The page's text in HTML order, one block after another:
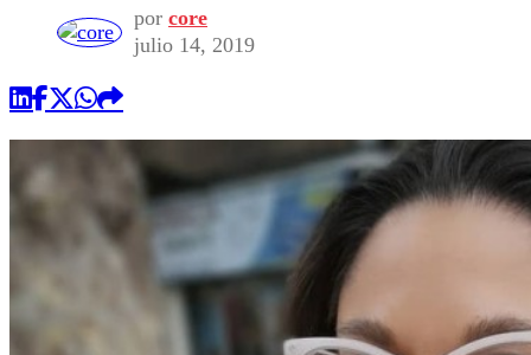
Torneo Internacional
Torneo Nacional
Internacional
Nacional
Programas
Comercial
por core
julio 14, 2019